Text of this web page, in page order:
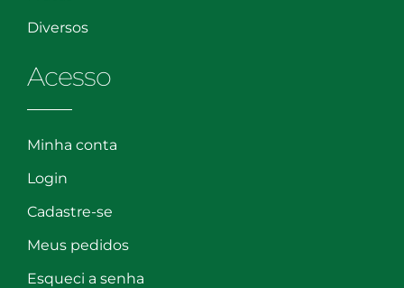
Diversos
Acesso
Minha conta
Login
Cadastre-se
Meus pedidos
Esqueci a senha